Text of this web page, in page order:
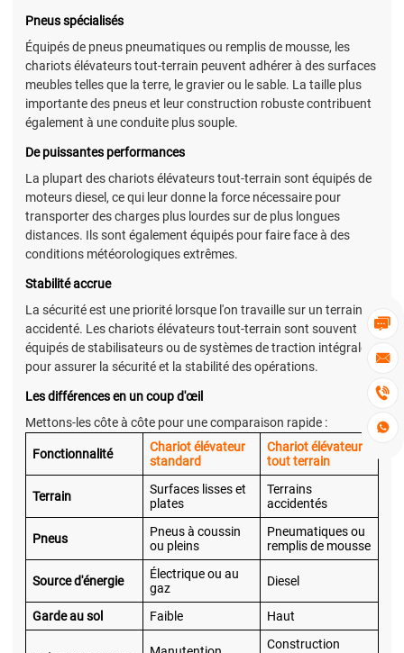




Pneus spécialisés
Équipés de pneus pneumatiques ou remplis de mousse, les
chariots élévateurs tout-terrain peuvent adhérer à des surfaces
meubles telles que la terre, le gravier ou le sable. La taille plus
importante des pneus et leur construction robuste contribuent
également à une conduite plus souple.
De puissantes performances
La plupart des chariots élévateurs tout-terrain sont équipés de
moteurs diesel, ce qui leur donne la force nécessaire pour
transporter des charges plus lourdes sur de plus longues
distances. Ils sont également équipés pour faire face à des
conditions météorologiques extrêmes.
Stabilité accrue
La sécurité est une priorité lorsque l'on travaille sur un terrain
accidenté. Les chariots élévateurs tout-terrain sont souvent
équipés de stabilisateurs ou de systèmes de traction intégrale
pour assurer la sécurité et la stabilité des opérations.
Les différences en un coup d'œil
Mettons-les côte à côte pour une comparaison rapide :
Fonctionnalité
Chariot élévateur
standard
Chariot élévateur
tout terrain
Terrain
Surfaces lisses et
plates
Terrains
accidentés
Pneus
Pneus à coussin
ou pleins
Pneumatiques ou
remplis de mousse
Source d'énergie
Électrique ou au
gaz
Diesel
Garde au sol Faible Haut
Construction